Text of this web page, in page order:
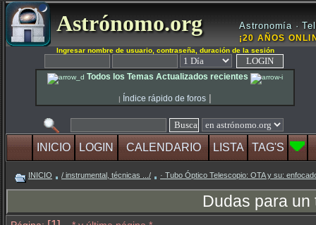
Astrónomo.org Astronomía ·
¡20 AÑOS
Ingresar nombre de usuario, contraseña, duración de la sesión
Todos los Temas Actualizados recientes
| Índice rápido de foros |
INICIO LOGIN CALENDARIO LISTA TAG'S
INICIO / instrumental, técnicas .../ · Tubo Óptico Telescopio: OTA y su:
Dudas para